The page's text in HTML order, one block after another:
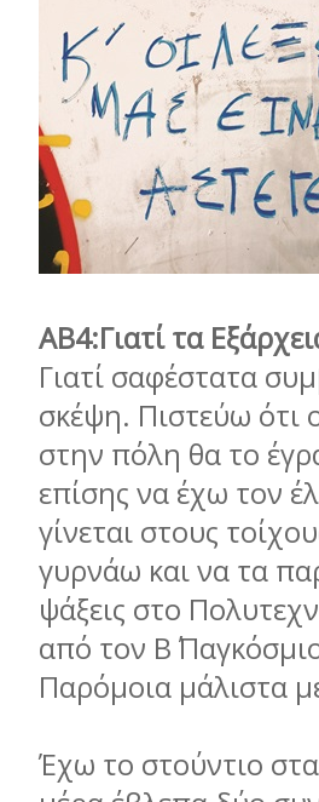
ΑΒ4:Γιατί τα
Γιατί σαφέστατα
σκέψη. Πιστεύω ότι
στην πόλη θα το
επίσης να έχω τον
γίνεται στους
γυρνάω και να τα
ψάξεις στο
από τον Β΄
Παρόμοια μάλιστα
Έχω το στούντιο